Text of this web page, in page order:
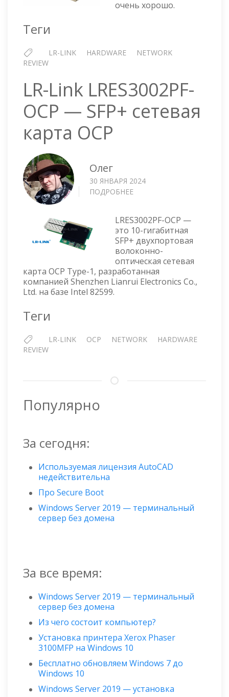
SFP+
очень хорошо.
Теги
LR-LINK HARDWARE
NETWORK
REVIEW
LR-Link LRES3002PF-
OCP — SFP+ сетевая
карта OCP
Олег
30 ЯНВАРЯ 2024
ПОДРОБНЕЕ
LRES3002PF-
OCP
—
SFP+
СЕТЕВАЯ
КАРТА
LRES3002PF-OCP —
это 10-гигабитная
SFP+ двухпортовая
волоконно-
оптическая сетевая
карта OCP Type-1, разработанная
компанией Shenzhen Lianrui Electronics Co.,
Ltd. на базе Intel 82599.
Теги
LR-LINK OCP NETWORK
HARDWARE
REVIEW
Популярно
За сегодня:
Используемая лицензия AutoCAD
недействительна
Про Secure Boot
Windows Server 2019 — терминальный
сервер без домена
За все время:
Windows Server 2019 — терминальный
сервер без домена
Из чего состоит компьютер?
Установка принтера Xerox Phaser
3100MFP на Windows 10
Бесплатно обновляем Windows 7 до
Windows 10
Windows Server 2019 — установка